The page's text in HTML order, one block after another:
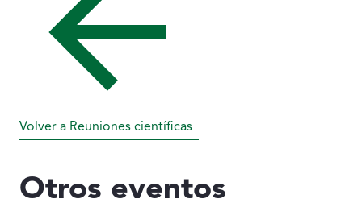
Volver a Reuniones científicas
Otros eventos